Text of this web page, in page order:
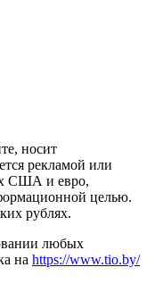
носит
рекламой или
США и евро,
целью.
рублях.
любых
на https://www.tio.by/